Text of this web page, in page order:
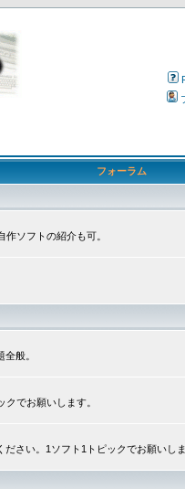
フォーラム
ソフトの紹介も可。
般。
でお願いします。
ださい。1ソフト1トピックでお願いし